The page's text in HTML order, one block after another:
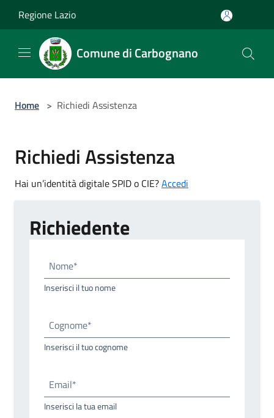
Regione Lazio
Comune di Carbognano
Home > Richiedi Assistenza
Richiedi Assistenza
Hai un’identità digitale SPID o CIE?Accedi
Richiedente
Nome*
Inserisci il tuo nome
Cognome*
Inserisci il tuo cognome
Email*
Inserisci la tua email